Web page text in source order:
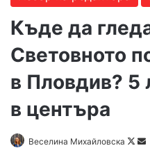
Къде да
Световното
в Пловдив?
в центъра
Веселина Михайловска